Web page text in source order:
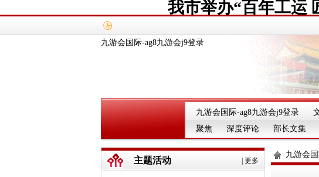
我市举办“百年工运
九游会国际-ag8九游会j9登录
九游会国际-ag8九游会j9登录
聚焦
深度评论 部长文集
更多
主题活动
九游会